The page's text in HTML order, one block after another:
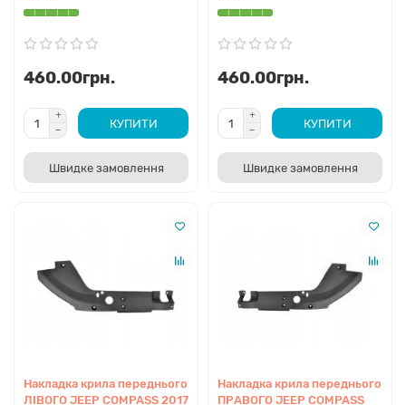
460.00грн.
КУПИТИ
Швидке замовлення
460.00грн.
КУПИТИ
Швидке замовлення
Накладка крила переднього
ЛІВОГО JEEP COMPASS 2017
Накладка крила переднього
ПРАВОГО JEEP COMPASS